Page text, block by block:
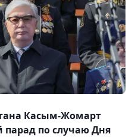
Касым-Жомарт
парад по случаю Дня